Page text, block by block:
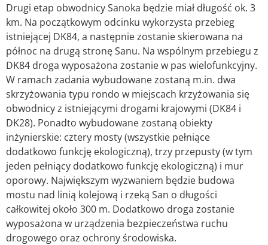
Drugi etap obwodnicy Sanoka będzie miał długość ok. 3
km. Na początkowym odcinku wykorzysta przebieg
istniejącej DK84, a następnie zostanie skierowana na
północ na drugą stronę Sanu. Na wspólnym przebiegu z
DK84 droga wyposażona zostanie w pas wielofunkcyjny.
W ramach zadania wybudowane zostaną m.in. dwa
skrzyżowania typu rondo w miejscach krzyżowania się
obwodnicy z istniejącymi drogami krajowymi (DK84 i
DK28). Ponadto wybudowane zostaną obiekty
inżynierskie: cztery mosty (wszystkie pełniące
dodatkowo funkcję ekologiczną), trzy przepusty (w tym
jeden pełniący dodatkowo funkcję ekologiczną) i mur
oporowy. Największym wyzwaniem będzie budowa
mostu nad linią kolejową i rzeką San o długości
całkowitej około 300 m. Dodatkowo droga zostanie
wyposażona w urządzenia bezpieczeństwa ruchu
drogowego oraz ochrony środowiska.